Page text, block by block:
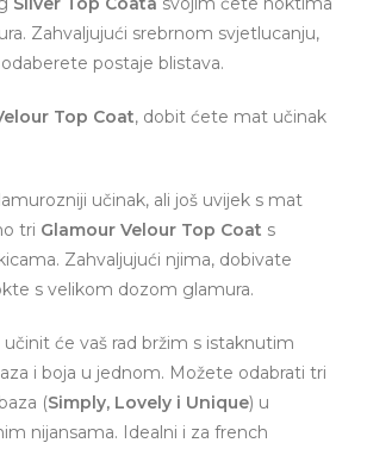
Zahvaljujući srebrnom svjetlucanju,
postaje blistava.
Top Coat, dobit ćete mat učinak
učinak, ali još uvijek s mat
tri Glamour Velour Top Coat s
Zahvaljujući njima, dobivate
s velikom dozom glamura.
učinit će vaš rad bržim s istaknutim
i boja u jednom. Možete odabrati tri
(Simply, Lovely i Unique) u
nijansama. Idealni i za french